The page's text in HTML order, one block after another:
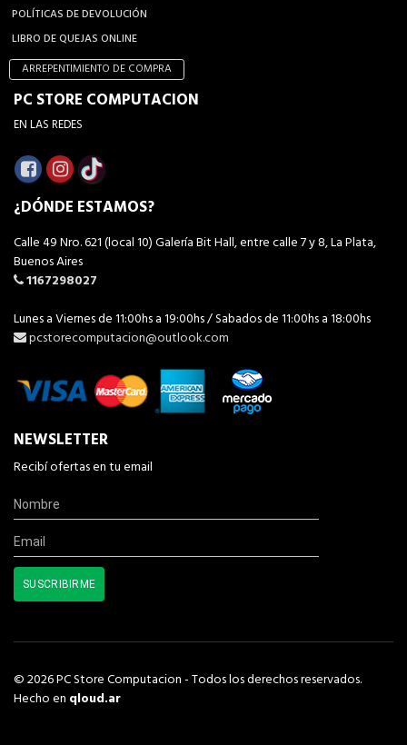
POLÍTICAS DE DEVOLUCIÓN
LIBRO DE QUEJAS ONLINE
ARREPENTIMIENTO DE COMPRA
PC STORE COMPUTACION
EN LAS REDES
¿DÓNDE ESTAMOS?
Calle 49 Nro. 621 (local 10) Galería Bit Hall, entre calle 7 y 8, La Plata,
Buenos Aires
1167298027
Lunes a Viernes de 11:00hs a 19:00hs / Sabados de 11:00hs a 18:00hs
pcstorecomputacion@outlook.com
NEWSLETTER
Recibí ofertas en tu email
© 2026 PC Store Computacion - Todos los derechos reservados.
Hecho en qloud.ar